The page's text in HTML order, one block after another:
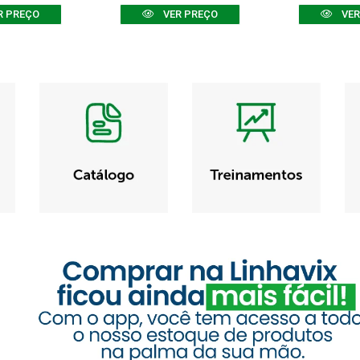
PREÇO VER PREÇO